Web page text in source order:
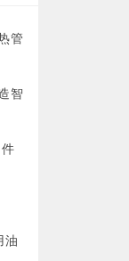
管
智
油